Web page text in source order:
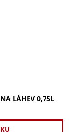
LÁHEV 0,75L